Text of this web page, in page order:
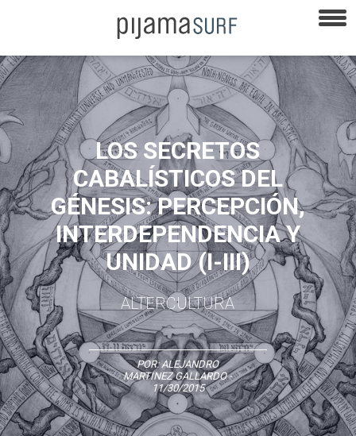
LOS SECRETOS
CABALÍSTICOS DEL
GÉNESIS: PERCEPCIÓN,
INTERDEPENDENCIA Y
UNIDAD (I-III)
ALTERCULTURA
POR:ALEJANDRO
MARTINEZ GALLARDO-
11/30/2015